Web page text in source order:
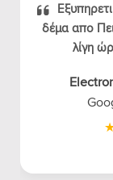
δέμα απο
λίγη